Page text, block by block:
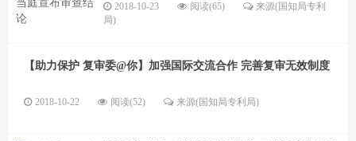
2018-10-23 阅读(65)
来源(国知局专利
局)
【助力保护 复审委@你】加强国际交流合作 完善复审无效制度
2018-10-22 阅读(52) 来源(国知局专利局)